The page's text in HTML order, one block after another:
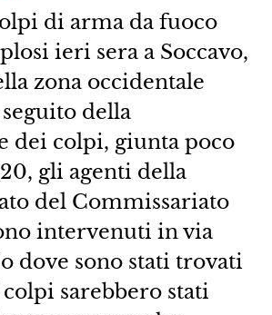
di arma da fuoco
ieri sera a Soccavo,
zona occidentale
della
dei colpi, giunta poco
gli agenti della
del Commissariato
intervenuti in via
dove sono stati trovati
sarebbero stati